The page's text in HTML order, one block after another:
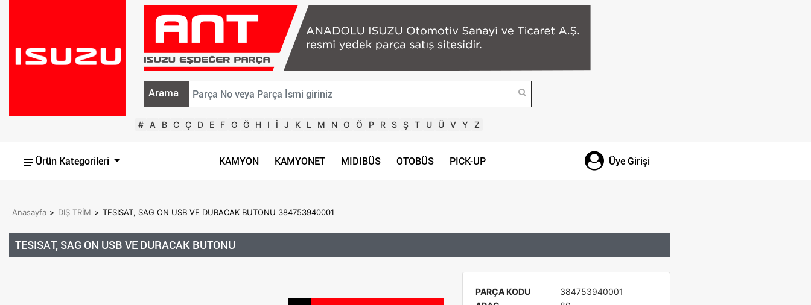
Arama
# A B C Ç D E F G Ğ H I İ J K L M N O Ö P R S Ş T U Ü V Y Z
Ürün Kategorileri KAMYON KAMYONET MIDIBÜS OTOBÜS PICK-UP Üye Girişi
Anasayfa > DIŞ TRİM > TESISAT, SAG ON USB VE DURACAK BUTONU 384753940001
TESISAT, SAG ON USB VE DURACAK BUTONU
PARÇA KODU
384753940001